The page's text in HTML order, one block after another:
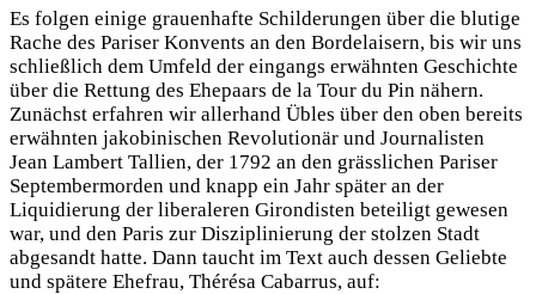
Es folgen einige grauenhafte Schilderungen über die blutige
Rache des Pariser Konvents an den Bordelaisern, bis wir uns
schließlich dem Umfeld der eingangs erwähnten Geschichte
über die Rettung des Ehepaars de la Tour du Pin nähern.
Zunächst erfahren wir allerhand Übles über den oben bereits
erwähnten jakobinischen Revolutionär und Journalisten
Jean Lambert Tallien, der 1792 an den grässlichen Pariser
Septembermorden und knapp ein Jahr später an der
Liquidierung der liberaleren Girondisten beteiligt gewesen
war, und den Paris zur Disziplinierung der stolzen Stadt
abgesandt hatte. Dann taucht im Text auch dessen Geliebte
und spätere Ehefrau, Thérésa Cabarrus, auf: